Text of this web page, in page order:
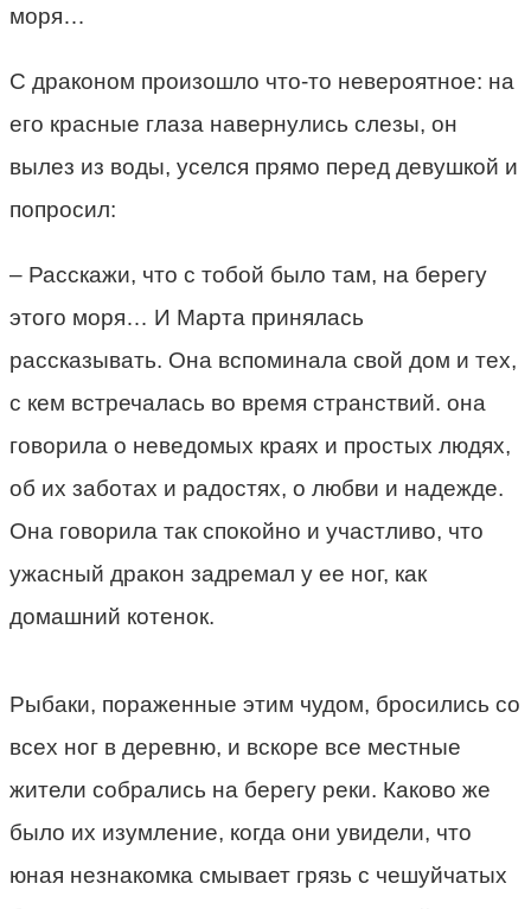
моря…
С драконом произошло что-то невероятное: на
его красные глаза навернулись слезы, он
вылез из воды, уселся прямо перед девушкой и
попросил:
– Расскажи, что с тобой было там, на берегу
этого моря… И Марта принялась
рассказывать. Она вспоминала свой дом и тех,
с кем встречалась во время странствий. она
говорила о неведомых краях и простых людях,
об их заботах и радостях, о любви и надежде.
Она говорила так спокойно и участливо, что
ужасный дракон задремал у ее ног, как
домашний котенок.
Рыбаки, пораженные этим чудом, бросились со
всех ног в деревню, и вскоре все местные
жители собрались на берегу реки. Каково же
было их изумление, когда они увидели, что
юная незнакомка смывает грязь с чешуйчатых